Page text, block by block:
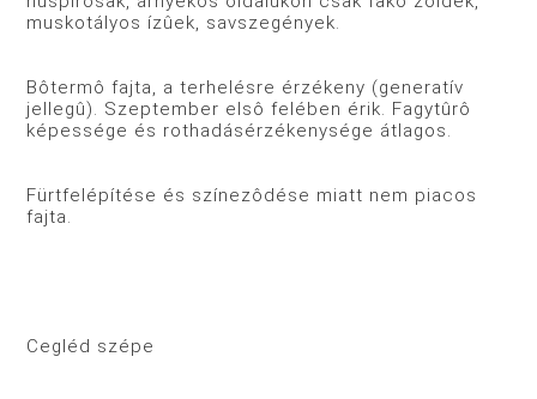
muskotályos ízûek, savszegények.
Bôtermô fajta, a terhelésre érzékeny (generatív
jellegû). Szeptember elsô felében érik. Fagytûrô
képessége és rothadásérzékenysége átlagos.
Fürtfelépítése és színezôdése miatt nem piacos
fajta.
Cegléd szépe